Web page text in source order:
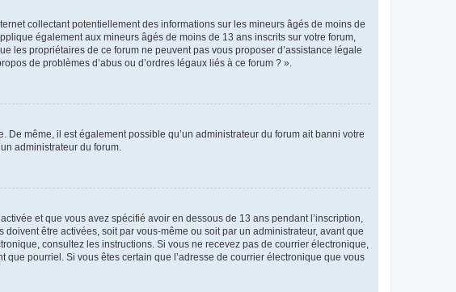
collectant potentiellement des informations sur les mineurs âgés de moins de
également aux mineurs âgés de moins de 13 ans inscrits sur votre forum,
les propriétaires de ce forum ne peuvent pas vous proposer d’assistance légale
de problèmes d’abus ou d’ordres légaux liés à ce forum ? ».
De même, il est également possible qu’un administrateur du forum ait banni votre
administrateur du forum.
et que vous avez spécifié avoir en dessous de 13 ans pendant l’inscription,
être activées, soit par vous-même ou soit par un administrateur, avant que
consultez les instructions. Si vous ne recevez pas de courrier électronique,
pourriel. Si vous êtes certain que l’adresse de courrier électronique que vous